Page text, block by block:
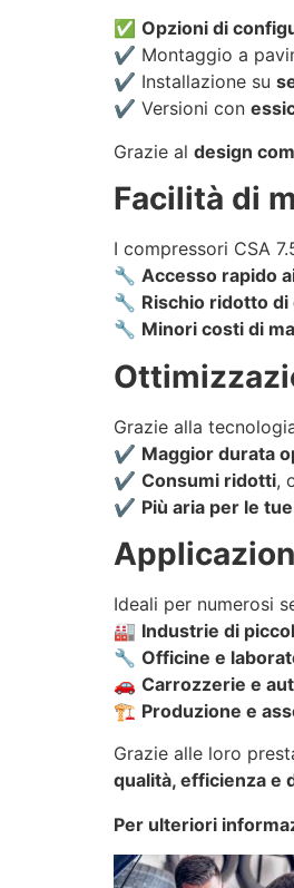
✅ Opzioni di
✔️ Montaggio a
✔️ Installazione su
✔️ Versioni con
Grazie al design
Facilità di
I compressori CSA
🔧 Accesso rapido
🔧 Rischio ridotto
🔧 Minori costi di
Grazie alla
✔️ Maggior durata
✔️ Consumi ridotti,
✔️ Più aria per le
Ideali per numerosi
🏭 Industrie di
🔧 Officine e
🚗 Carrozzerie e
🏗 Produzione e
Grazie alle loro
qualità, efficienza e
Per ulteriori